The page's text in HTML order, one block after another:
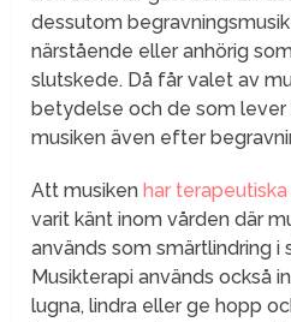
dessutom
närstående eller anhörig
slutskede. Då får valet av
betydelse och de som lever
musiken även efter
Att musikenhar
varit känt inom vården där
används som smärtlindring i
Musikterapi används också
lugna, lindra eller ge hopp